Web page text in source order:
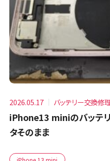
2026.05.17 バッテリー交換修
iPhone13 miniのバッテ
タそのまま